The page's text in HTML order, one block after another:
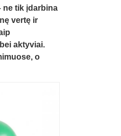
ne tik įdarbina
vertę ir
aktyviai.
o